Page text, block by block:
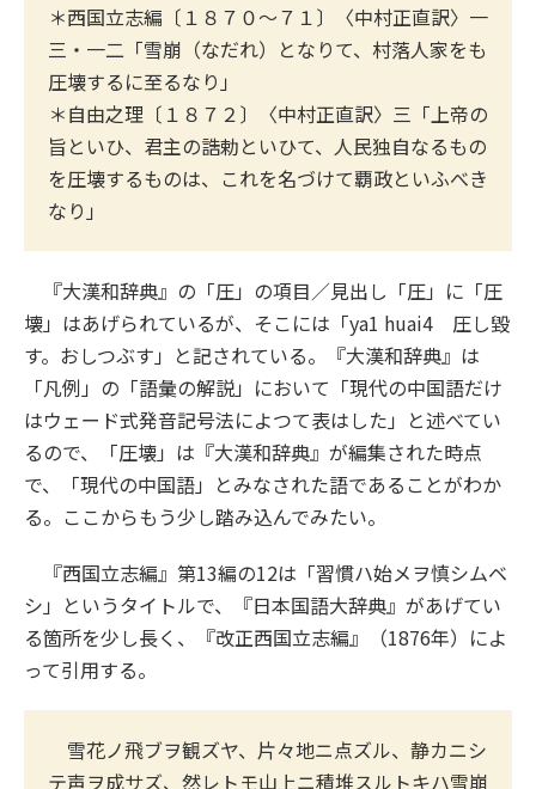
＊西国立志編〔１８７０～７１〕〈中村正直訳〉一
三・一二「雪崩（なだれ）となりて、村落人家をも
圧壊するに至るなり」
＊自由之理〔１８７２〕〈中村正直訳〉三「上帝の
旨といひ、君主の誥勅といひて、人民独自なるもの
を圧壊するものは、これを名づけて覇政といふべき
なり」
『大漢和辞典』の「圧」の項目／見出し「圧」に「圧
壊」はあげられているが、そこには「ya1 huai4 圧し毀
す。おしつぶす」と記されている。『大漢和辞典』は
「凡例」の「語彙の解説」において「現代の中国語だけ
はウェード式発音記号法によつて表はした」と述べてい
るので、「圧壊」は『大漢和辞典』が編集された時点
で、「現代の中国語」とみなされた語であることがわか
る。ここからもう少し踏み込んでみたい。
『西国立志編』第13編の12は「習慣ハ始メヲ慎シムベ
シ」というタイトルで、『日本国語大辞典』があげてい
る箇所を少し長く、『改正西国立志編』（1876年）によ
って引用する。
雪花ノ飛ブヲ観ズヤ、片々地ニ点ズル、静カニシ
テ声ヲ成サズ、然レトモ山上ニ積堆スルトキハ雪崩